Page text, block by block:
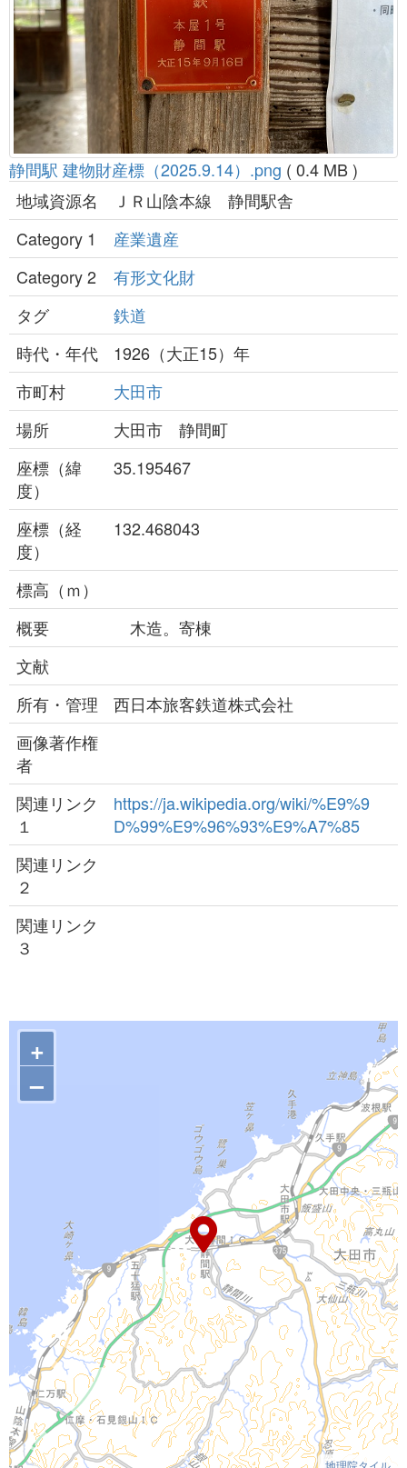
静間駅 建物財産標（2025.9.14）.png ( 0.4 MB )
地域資源名
ＪＲ山陰本線 静間駅舎
Category 1
産業遺産
Category 2
有形文化財
タグ
鉄道
時代・年代
1926（大正15）年
市町村
大田市
場所
大田市 静間町
座標（緯
度）
35.195467
座標（経
度）
132.468043
標高（ｍ）
概要
木造。寄棟
文献
所有・管理
西日本旅客鉄道株式会社
画像著作権
者
関連リンク
１
https://ja.wikipedia.org/wiki/%E9%9
D%99%E9%96%93%E9%A7%85
関連リンク
２
関連リンク
３
+
–